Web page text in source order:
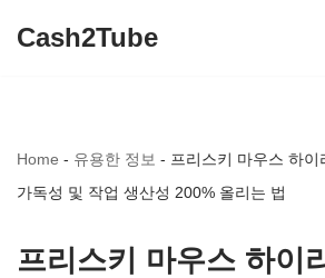
로
건
뛰
Cash2Tube
Home - 유용한 정보 - 프리스키 마우스 하
가독성 및 작업 생산성 200% 올리는 법
프리스키 마우스 하이